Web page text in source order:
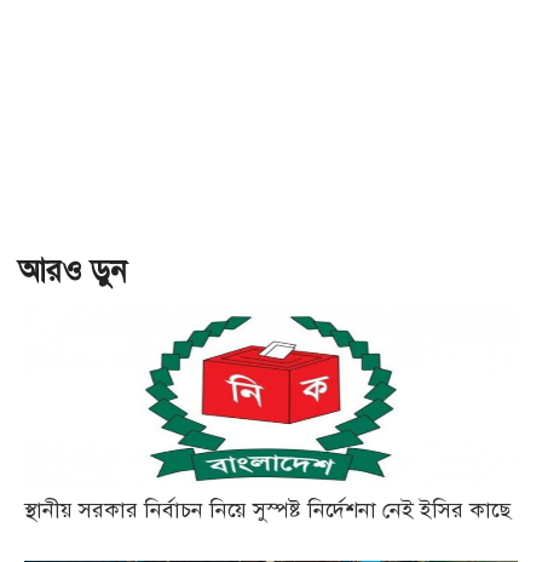
আরও ড়ুন
স্থানীয় সরকার নির্বাচন নিয়ে সুস্পষ্ট নির্দেশনা নেই ইসির কাছে